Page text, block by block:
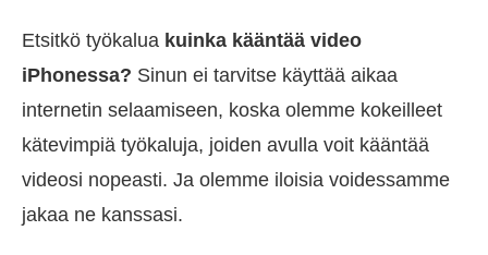
Etsitkö työkalua kuinka kääntää video
iPhonessa? Sinun ei tarvitse käyttää aikaa
internetin selaamiseen, koska olemme kokeilleet
kätevimpiä työkaluja, joiden avulla voit kääntää
videosi nopeasti. Ja olemme iloisia voidessamme
jakaa ne kanssasi.